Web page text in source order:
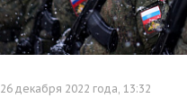
26 декабря 2022 года, 13:32